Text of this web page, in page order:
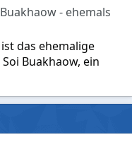
- ehemals
das ehemalige
Buakhaow, ein